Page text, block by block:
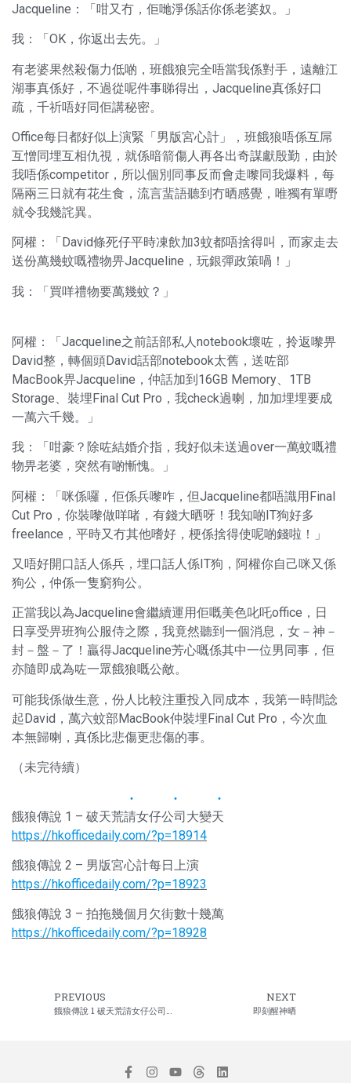
Jacqueline：「咁又冇，佢哋淨係話你係老婆奴。」
我：「OK，你返出去先。」
有老婆果然殺傷力低啲，班餓狼完全唔當我係對手，遠離江
湖事真係好，不過從呢件事睇得出，Jacqueline真係好口
疏，千祈唔好同佢講秘密。
Office每日都好似上演緊「男版宮心計」，班餓狼唔係互屌
互憎同埋互相仇視，就係暗箭傷人再各出奇謀獻殷勤，由於
我唔係competitor，所以個別同事反而會走嚟同我爆料，每
隔兩三日就有花生食，流言蜚語聽到冇晒感覺，唯獨有單嘢
就令我幾詫異。
阿權：「David條死仔平時凍飲加3蚊都唔捨得叫，而家走去
送份萬幾蚊嘅禮物畀Jacqueline，玩銀彈政策喎！」
我：「買咩禮物要萬幾蚊？」
阿權：「Jacqueline之前話部私人notebook壞咗，拎返嚟畀
David整，轉個頭David話部notebook太舊，送咗部
MacBook畀Jacqueline，仲話加到16GB Memory、1TB
Storage、裝埋Final Cut Pro，我check過喇，加加埋埋要成
一萬六千幾。」
我：「咁豪？除咗結婚介指，我好似未送過over一萬蚊嘅禮
物畀老婆，突然有啲慚愧。」
阿權：「咪係囉，佢係兵嚟咋，但Jacqueline都唔識用Final
Cut Pro，你裝嚟做咩啫，有錢大晒呀！我知啲IT狗好多
freelance，平時又冇其他嗜好，梗係捨得使呢啲錢啦！」
又唔好開口話人係兵，埋口話人係IT狗，阿權你自己咪又係
狗公，仲係一隻窮狗公。
正當我以為Jacqueline會繼續運用佢嘅美色叱吒office，日
日享受畀班狗公服侍之際，我竟然聽到一個消息，女－神－
封－盤－了！贏得Jacqueline芳心嘅係其中一位男同事，佢
亦隨即成為咗一眾餓狼嘅公敵。
可能我係做生意，份人比較注重投入同成本，我第一時間諗
起David，萬六蚊部MacBook仲裝埋Final Cut Pro，今次血
本無歸喇，真係比悲傷更悲傷的事。
（未完待續）
餓狼傳說 1 – 破天荒請女仔公司大變天
https://hkofficedaily.com/?p=18914
餓狼傳說 2 – 男版宮心計每日上演
https://hkofficedaily.com/?p=18923
餓狼傳說 3 – 拍拖幾個月欠街數十幾萬
https://hkofficedaily.com/?p=18928
PREVIOUS NEXT
即刻醒神晒